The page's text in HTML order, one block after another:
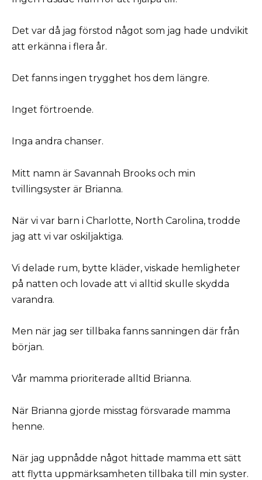
Det var då jag förstod något som jag hade undvikit
att erkänna i flera år.
Det fanns ingen trygghet hos dem längre.
Inget förtroende.
Inga andra chanser.
Mitt namn är Savannah Brooks och min
tvillingsyster är Brianna.
När vi var barn i Charlotte, North Carolina, trodde
jag att vi var oskiljaktiga.
Vi delade rum, bytte kläder, viskade hemligheter
på natten och lovade att vi alltid skulle skydda
varandra.
Men när jag ser tillbaka fanns sanningen där från
början.
Vår mamma prioriterade alltid Brianna.
När Brianna gjorde misstag försvarade mamma
henne.
När jag uppnådde något hittade mamma ett sätt
att flytta uppmärksamheten tillbaka till min syster.